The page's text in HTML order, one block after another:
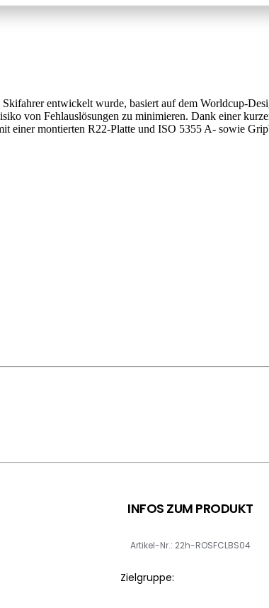
entwickelt wurde, basiert auf dem Worldcup-
von Fehlauslösungen zu minimieren. Dank einer
einer montierten R22-Platte und ISO 5355 A- sowie
INFOS ZUM PRODUKT
Artikel-Nr.: 22h-ROSFCLBS04
Zielgruppe: